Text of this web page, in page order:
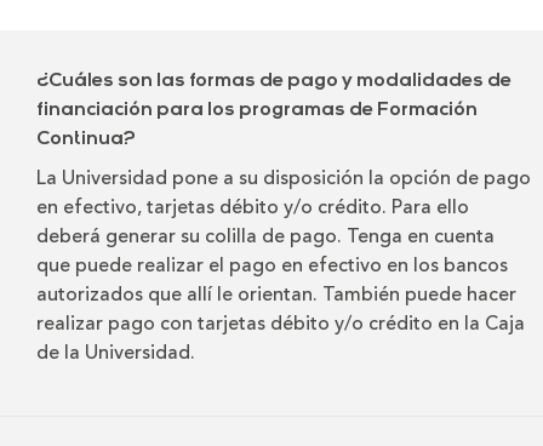
¿Cuáles son las formas de pago y modalidades de
financiación para los programas de Formación
Continua?
La Universidad pone a su disposición la opción de pago
en efectivo, tarjetas débito y/o crédito. Para ello
deberá generar su colilla de pago. Tenga en cuenta
que puede realizar el pago en efectivo en los bancos
autorizados que allí le orientan. También puede hacer
realizar pago con tarjetas débito y/o crédito en la Caja
de la Universidad.